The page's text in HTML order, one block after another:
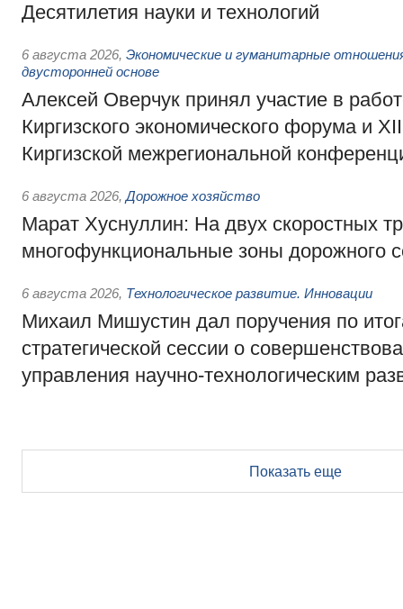
Десятилетия науки и технологий
6 августа 2026, Экономические и гуманитарные
двусторонней основе
Алексей Оверчук принял участие в
Киргизского экономического форума и
Киргизской межрегиональной
6 августа 2026, Дорожное хозяйство
Марат Хуснуллин: На двух скоростных
многофункциональные зоны дорожного
6 августа 2026, Технологическое развитие. Инновации
Михаил Мишустин дал поручения по
стратегической сессии о
управления научно-технологическим
Показать еще